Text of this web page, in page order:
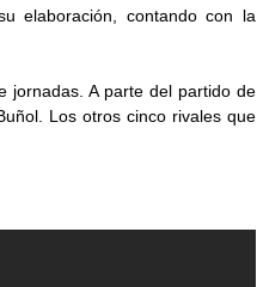
elaboración, contando con la
jornadas. A parte del partido de
Los otros cinco rivales que